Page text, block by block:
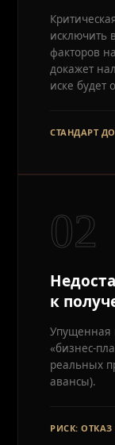
исключить
факторов
докажет
иске будет
СТАНДАРТ
02
к
Упущенная
«бизнес-
реальных
авансы).
РИСК: